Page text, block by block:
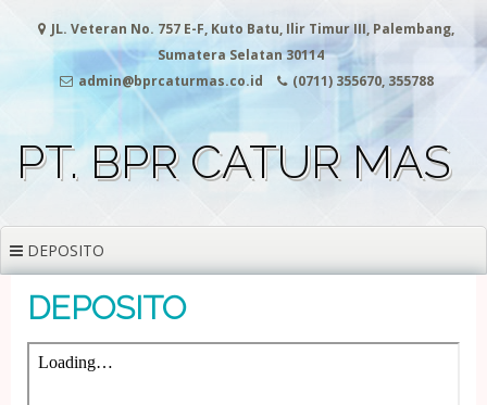
content
JL. Veteran No. 757 E-F, Kuto Batu, Ilir Timur III, Palembang,
Sumatera Selatan 30114
admin@bprcaturmas.co.id
(0711) 355670, 355788
PT. BPR CATUR MAS
DEPOSITO
DEPOSITO